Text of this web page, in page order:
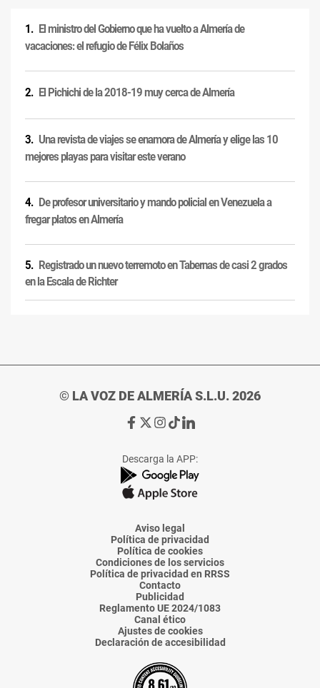
El ministro del Gobierno que ha vuelto a Almería de
vacaciones: el refugio de Félix Bolaños
El Pichichi de la 2018-19 muy cerca de Almería
Una revista de viajes se enamora de Almería y elige las 10
mejores playas para visitar este verano
De profesor universitario y mando policial en Venezuela a
fregar platos en Almería
Registrado un nuevo terremoto en Tabernas de casi 2 grados
en la Escala de Richter
© LA VOZ DE ALMERÍA S.L.U. 2026
Ir
de
La
Voz
Almería
Ir
de
La
Voz
Almería
Ir
de
La
Voz
Almería
Ir
de
La
Voz
Almería
Ir
de
La
Voz
Descarga la APP:
Aviso legal
Política de privacidad
Política de cookies
Condiciones de los servicios
Política de privacidad en RRSS
Contacto
Publicidad
Reglamento UE 2024/1083
Canal ético
Ajustes de cookies
Declaración de accesibilidad